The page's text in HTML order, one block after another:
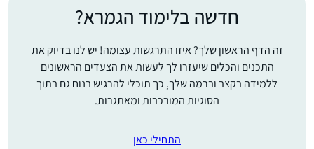
חדשה בלימוד הגמרא?
זה הדף הראשון שלך? איזו התרגשות עצומה! יש לנו בדיוק את
התכנים והכלים שיעזרו לך לעשות את הצעדים הראשונים
ללמידה בקצב וברמה שלך, כך תוכלי להרגיש בנוח גם בתוך
הסוגיות המורכבות ומאתגרות.
התחילי כאן